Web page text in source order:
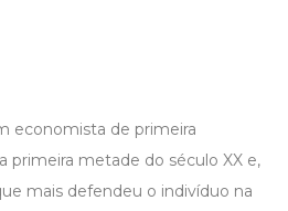
economista de primeira
primeira metade do século XX e,
mais defendeu o indivíduo na